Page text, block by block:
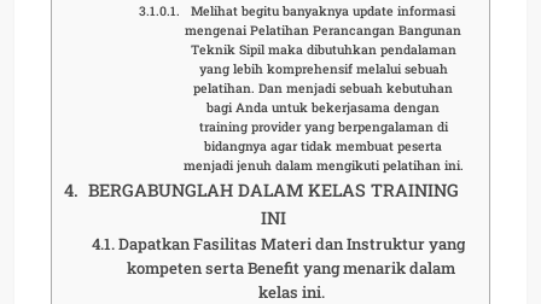
Melihat begitu banyaknya update informasi
mengenai Pelatihan Perancangan Bangunan
Teknik Sipil maka dibutuhkan pendalaman
yang lebih komprehensif melalui sebuah
pelatihan. Dan menjadi sebuah kebutuhan
bagi Anda untuk bekerjasama dengan
training provider yang berpengalaman di
bidangnya agar tidak membuat peserta
menjadi jenuh dalam mengikuti pelatihan ini.
BERGABUNGLAH DALAM KELAS TRAINING
INI
Dapatkan Fasilitas Materi dan Instruktur yang
kompeten serta Benefit yang menarik dalam
kelas ini.